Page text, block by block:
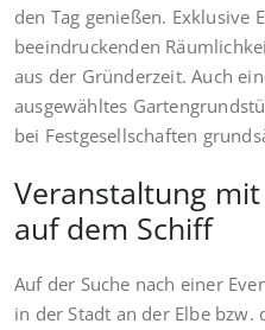
den Tag genießen. Exklusive
beeindruckenden
aus der Gründerzeit. Auch
ausgewähltes
bei Festgesellschaften
Veranstaltung
auf dem Schiff
Auf der Suche nach einer
in der Stadt an der Elbe bzw.